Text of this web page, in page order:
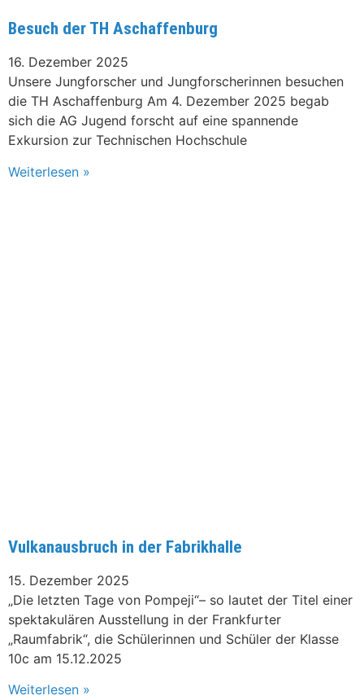
Besuch der TH Aschaffenburg
16. Dezember 2025
Unsere Jungforscher und Jungforscherinnen besuchen
die TH Aschaffenburg Am 4. Dezember 2025 begab
sich die AG Jugend forscht auf eine spannende
Exkursion zur Technischen Hochschule
Weiterlesen »
Vulkanausbruch in der Fabrikhalle
15. Dezember 2025
„Die letzten Tage von Pompeji“– so lautet der Titel einer
spektakulären Ausstellung in der Frankfurter
„Raumfabrik“, die Schülerinnen und Schüler der Klasse
10c am 15.12.2025
Weiterlesen »